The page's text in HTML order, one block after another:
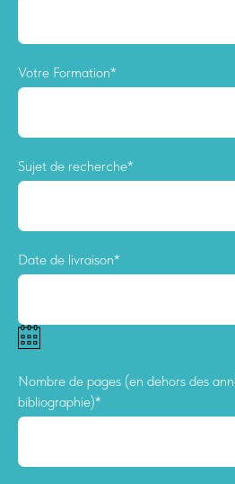
Votre Formation*
Sujet de recherche*
Date de livraison*
Nombre de pages (en dehors des
bibliographie)*